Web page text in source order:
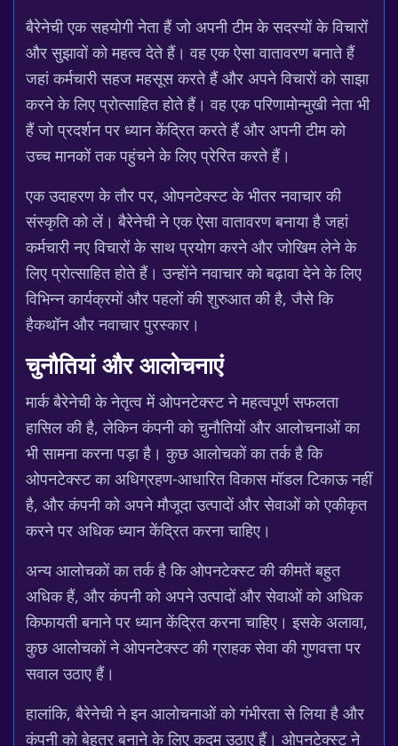
बैरेनेची एक सहयोगी नेता हैं जो अपनी टीम के सदस्यों के विचारों
और सुझावों को महत्व देते हैं। वह एक ऐसा वातावरण बनाते हैं
जहां कर्मचारी सहज महसूस करते हैं और अपने विचारों को साझा
करने के लिए प्रोत्साहित होते हैं। वह एक परिणामोन्मुखी नेता भी
हैं जो प्रदर्शन पर ध्यान केंद्रित करते हैं और अपनी टीम को
उच्च मानकों तक पहुंचने के लिए प्रेरित करते हैं।
एक उदाहरण के तौर पर, ओपनटेक्स्ट के भीतर नवाचार की
संस्कृति को लें। बैरेनेची ने एक ऐसा वातावरण बनाया है जहां
कर्मचारी नए विचारों के साथ प्रयोग करने और जोखिम लेने के
लिए प्रोत्साहित होते हैं। उन्होंने नवाचार को बढ़ावा देने के लिए
विभिन्न कार्यक्रमों और पहलों की शुरुआत की है, जैसे कि
हैकथॉन और नवाचार पुरस्कार।
चुनौतियां और आलोचनाएं
मार्क बैरेनेची के नेतृत्व में ओपनटेक्स्ट ने महत्वपूर्ण सफलता
हासिल की है, लेकिन कंपनी को चुनौतियों और आलोचनाओं का
भी सामना करना पड़ा है। कुछ आलोचकों का तर्क है कि
ओपनटेक्स्ट का अधिग्रहण-आधारित विकास मॉडल टिकाऊ नहीं
है, और कंपनी को अपने मौजूदा उत्पादों और सेवाओं को एकीकृत
करने पर अधिक ध्यान केंद्रित करना चाहिए।
अन्य आलोचकों का तर्क है कि ओपनटेक्स्ट की कीमतें बहुत
अधिक हैं, और कंपनी को अपने उत्पादों और सेवाओं को अधिक
किफायती बनाने पर ध्यान केंद्रित करना चाहिए। इसके अलावा,
कुछ आलोचकों ने ओपनटेक्स्ट की ग्राहक सेवा की गुणवत्ता पर
सवाल उठाए हैं।
हालांकि, बैरेनेची ने इन आलोचनाओं को गंभीरता से लिया है और
कंपनी को बेहतर बनाने के लिए कदम उठाए हैं। ओपनटेक्स्ट ने